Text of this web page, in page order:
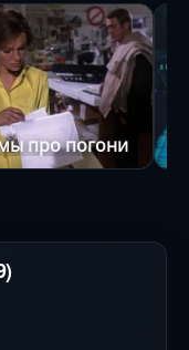
про погони